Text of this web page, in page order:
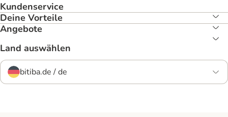
Kundenservice
Deine Vorteile
Angebote
Land auswählen
bitiba.de / de